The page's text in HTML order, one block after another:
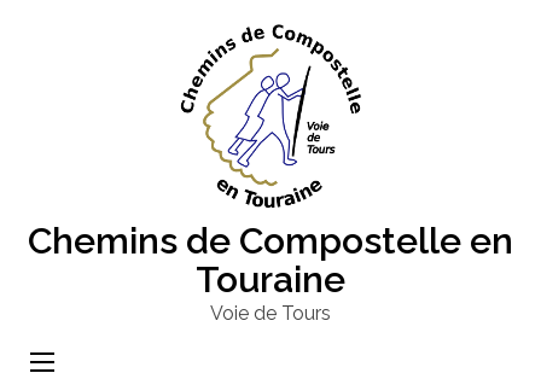
Chemins de Compostelle en
Touraine
Voie de Tours